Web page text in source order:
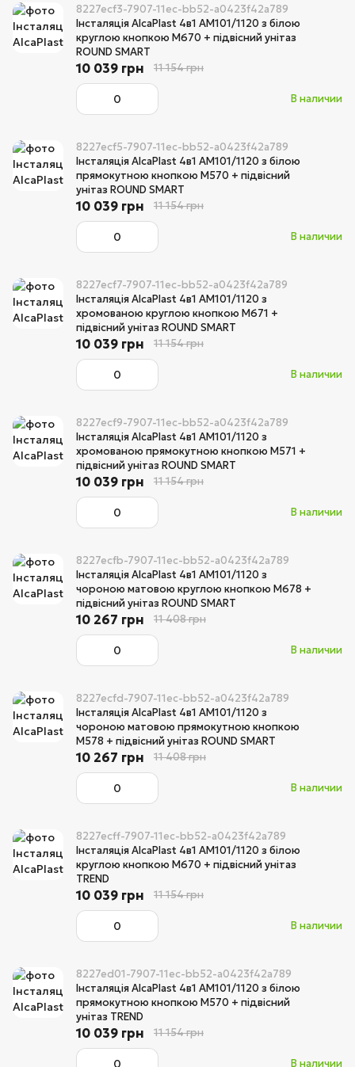
8227ecf3-7907-11ec-bb52-a0423f42a789
Інсталяція AlcaPlast 4в1 AM101/1120 з білою
круглою кнопкою M670 + підвісний унітаз
ROUND SMART
В наличии
10 039 грн 11 154 грн
8227ecf5-7907-11ec-bb52-a0423f42a789
Інсталяція AlcaPlast 4в1 AM101/1120 з білою
прямокутною кнопкою M570 + підвісний
унітаз ROUND SMART
В наличии
10 039 грн 11 154 грн
8227ecf7-7907-11ec-bb52-a0423f42a789
Інсталяція AlcaPlast 4в1 AM101/1120 з
хромованою круглою кнопкою M671 +
підвісний унітаз ROUND SMART
В наличии
10 039 грн 11 154 грн
8227ecf9-7907-11ec-bb52-a0423f42a789
Інсталяція AlcaPlast 4в1 AM101/1120 з
хромованою прямокутною кнопкою M571 +
підвісний унітаз ROUND SMART
В наличии
10 039 грн 11 154 грн
8227ecfb-7907-11ec-bb52-a0423f42a789
Інсталяція AlcaPlast 4в1 AM101/1120 з
чороною матовою круглою кнопкою M678 +
підвісний унітаз ROUND SMART
В наличии
10 267 грн 11 408 грн
8227ecfd-7907-11ec-bb52-a0423f42a789
Інсталяція AlcaPlast 4в1 AM101/1120 з
чороною матовою прямокутною кнопкою
M578 + підвісний унітаз ROUND SMART
В наличии
10 267 грн 11 408 грн
8227ecff-7907-11ec-bb52-a0423f42a789
Інсталяція AlcaPlast 4в1 AM101/1120 з білою
круглою кнопкою M670 + підвісний унітаз
TREND
В наличии
10 039 грн 11 154 грн
8227ed01-7907-11ec-bb52-a0423f42a789
Інсталяція AlcaPlast 4в1 AM101/1120 з білою
прямокутною кнопкою M570 + підвісний
унітаз TREND
В наличии
10 039 грн 11 154 грн